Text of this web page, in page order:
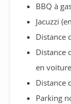
BBQ à
Jacuzzi
Distance
Distance
en voiture
Distance
Parking